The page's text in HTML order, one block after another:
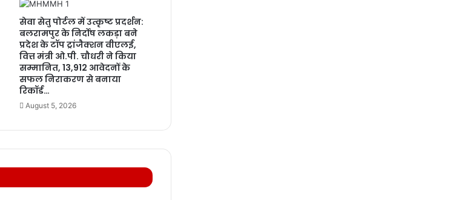
सेवा सेतु पोर्टल में उत्कृष्ट प्रदर्शन:
बलरामपुर के निर्दोष लकड़ा बने
प्रदेश के टॉप ट्रांजैक्शन वीएलई,
वित्त मंत्री ओ.पी. चौधरी ने किया
सम्मानित, 13,912 आवेदनों के
सफल निराकरण से बनाया
रिकॉर्ड…
August 5, 2026